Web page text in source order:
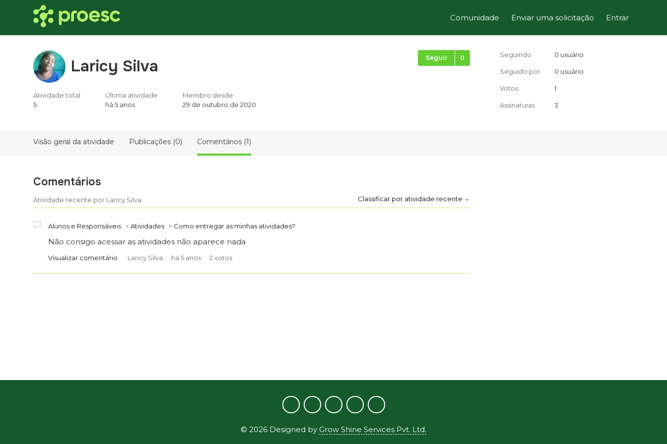
Comunidade Enviar uma solicitação Entrar
Laricy Silva Seguir Ainda não seguido por ninguém
Atividade total
5
Última atividade
há 5 anos
Membro desde
29 de outubro de 2020
Seguindo 0 usuário
Seguido por 0 usuário
Votos 1
Assinaturas 3
Visão geral da atividade Publicações (0) Comentários (1)
Comentários
Atividade recente por Laricy Silva Classificar por atividade recente
Alunos e Responsáveis Atividades Como entregar as minhas atividades?
Não consigo acessar as atividades não aparece nada
Visualizar comentário Laricy Silva há 5 anos 2 votos
© 2026 Designed by Grow Shine Services Pvt. Ltd.